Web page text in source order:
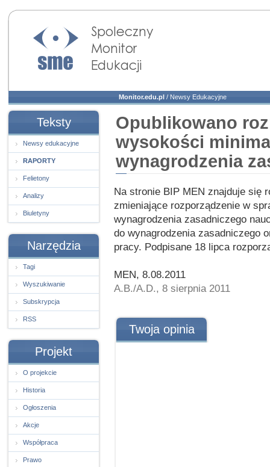
Społeczny Monitor
Edukacji
Monitor.edu.pl / Newsy Edukacyjne
Teksty
Newsy edukacyjne
RAPORTY
Felietony
Analizy
Biuletyny
Narzędzia
Tagi
Wyszukiwanie
Subskrypcja
RSS
Projekt
O projekcie
Historia
Ogłoszenia
Akcje
Współpraca
Prawo
Opublikowano
wysokości
wynagrodzenia
Na stronie BIP MEN znajduje się
zmieniające rozporządzenie w
wynagrodzenia zasadniczego
do wynagrodzenia zasadniczego
pracy. Podpisane 18 lipca
MEN, 8.08.2011
A.B./A.D., 8 sierpnia 2011
Twoja opinia